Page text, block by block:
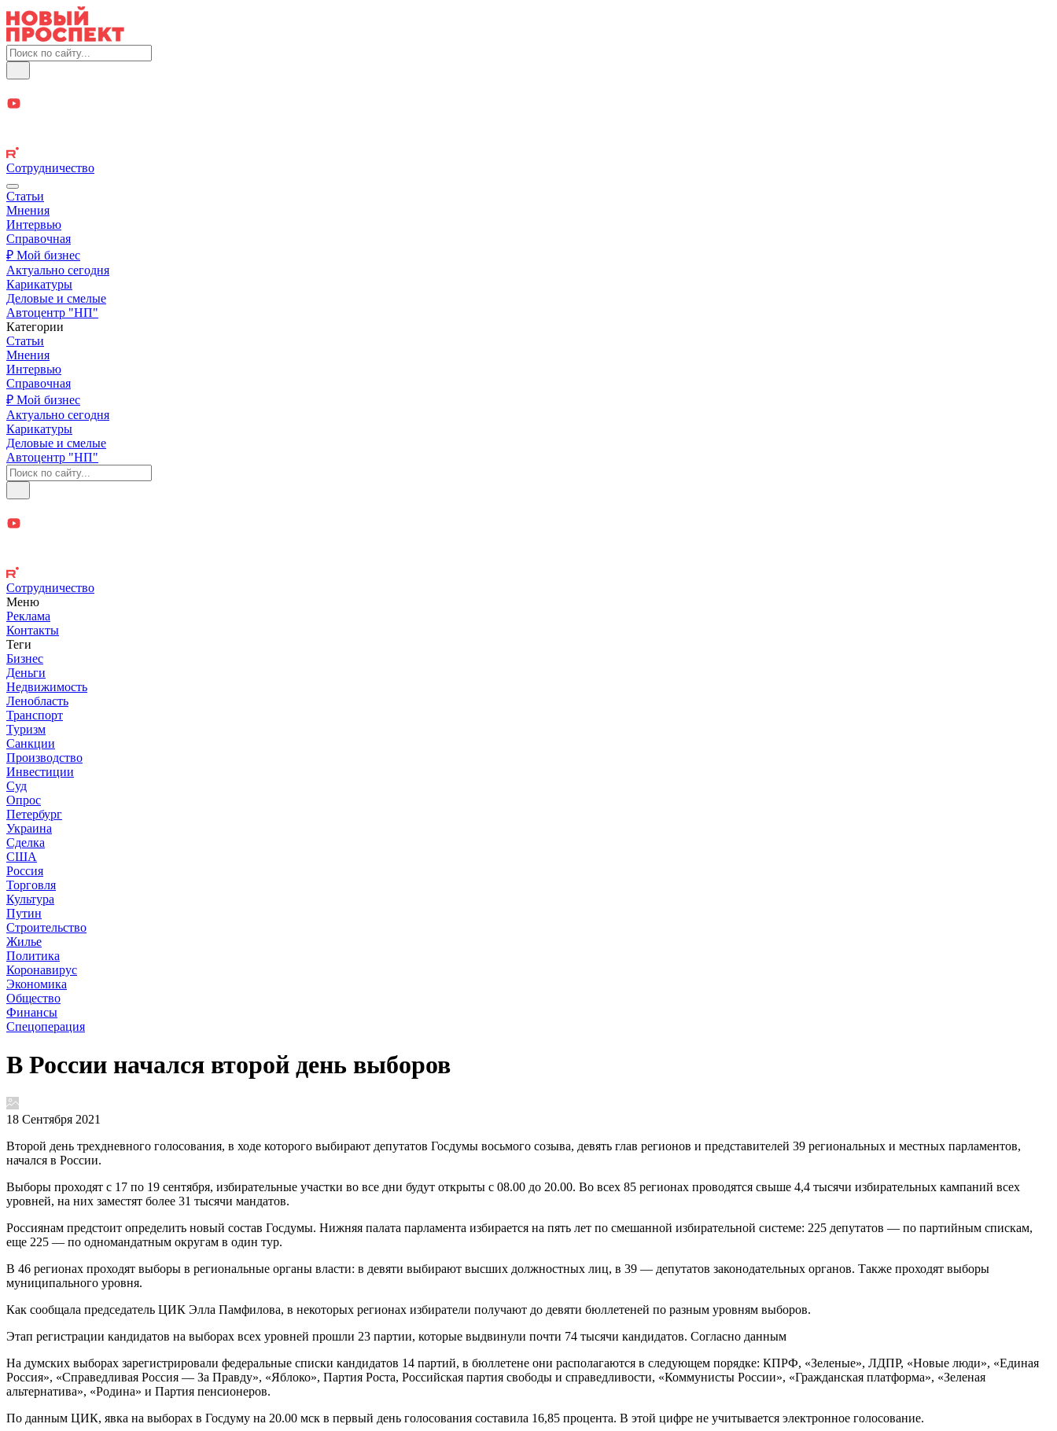
Сотрудничество
Статьи
Мнения
Интервью
Справочная
₽ Мой бизнес
Актуально сегодня
Карикатуры
Деловые и смелые
Автоцентр "НП"
Категории
Статьи
Мнения
Интервью
Справочная
₽ Мой бизнес
Актуально сегодня
Карикатуры
Деловые и смелые
Автоцентр "НП"
Сотрудничество
Меню
Реклама
Контакты
Теги
Бизнес
Деньги
Недвижимость
Ленобласть
Транспорт
Туризм
Санкции
Производство
Инвестиции
Суд
Опрос
Петербург
Украина
Сделка
США
Россия
Торговля
Культура
Путин
Строительство
Жилье
Политика
Коронавирус
Экономика
Общество
Финансы
Спецоперация
В России начался второй день выборов
18 Сентября 2021
Второй день трехдневного голосования, в ходе которого выбирают депутатов Госдумы восьмого созыва, девять глав регионов и представителей 39 региональных и местных парламентов,
начался в России.
Выборы проходят с 17 по 19 сентября, избирательные участки во все дни будут открыты с 08.00 до 20.00. Во всех 85 регионах проводятся свыше 4,4 тысячи избирательных кампаний всех
уровней, на них заместят более 31 тысячи мандатов.
Россиянам предстоит определить новый состав Госдумы. Нижняя палата парламента избирается на пять лет по смешанной избирательной системе: 225 депутатов — по партийным спискам,
еще 225 — по одномандатным округам в один тур.
В 46 регионах проходят выборы в региональные органы власти: в девяти выбирают высших должностных лиц, в 39 — депутатов законодательных органов. Также проходят выборы
муниципального уровня.
Как сообщала председатель ЦИК Элла Памфилова, в некоторых регионах избиратели получают до девяти бюллетеней по разным уровням выборов.
Этап регистрации кандидатов на выборах всех уровней прошли 23 партии, которые выдвинули почти 74 тысячи кандидатов. Согласно данным
На думских выборах зарегистрировали федеральные списки кандидатов 14 партий, в бюллетене они располагаются в следующем порядке: КПРФ, «Зеленые», ЛДПР, «Новые люди», «Единая
Россия», «Справедливая Россия — За Правду», «Яблоко», Партия Роста, Российская партия свободы и справедливости, «Коммунисты России», «Гражданская платформа», «Зеленая
альтернатива», «Родина» и Партия пенсионеров.
По данным ЦИК, явка на выборах в Госдуму на 20.00 мск в первый день голосования составила 16,85 процента. В этой цифре не учитывается электронное голосование.